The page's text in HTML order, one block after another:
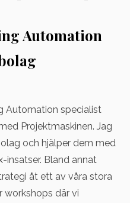
Automation
Automation specialist
Projektmaskinen. Jag
och hjälper dem med
insatser. Bland annat
åt ett av våra stora
workshops där vi